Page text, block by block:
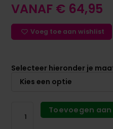
VANAF € 64,95
Voeg toe aan wishlist
Selecteer hieronder je
Toevoegen